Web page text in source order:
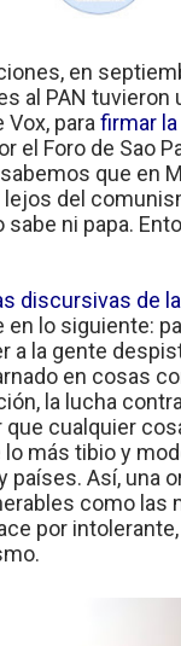
en
al PAN tuvieron
para firmar la
Foro de Sao
que en
del
ni papa.
discursivas de
lo siguiente:
a la gente
en cosas
la lucha
cualquier
más tibio y
Así, una
como las
por